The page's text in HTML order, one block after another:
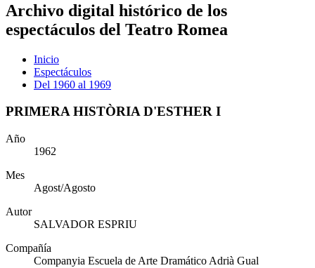
Archivo digital histórico de los
espectáculos del Teatro Romea
Inicio
Espectáculos
Del 1960 al 1969
PRIMERA HISTÒRIA D'ESTHER I
Año
1962
Mes
Agost/Agosto
Autor
SALVADOR ESPRIU
Compañía
Companyia Escuela de Arte Dramático Adrià Gual